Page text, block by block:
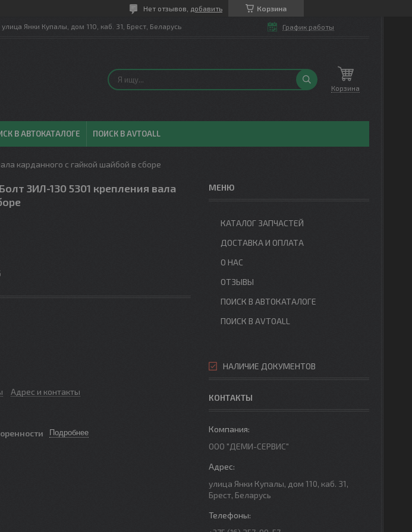
Корзина
Нет отзывов, добавить
улица Янки Купалы, дом 110, каб. 31, Брест, Беларусь График работы
Корзина
В АВТОКАТАЛОГЕ ПОИСК В AVTOALL
карданного с гайкой шайбой в сборе
ЗИЛ-130 5301 крепления вала
Адрес и контакты
Подробнее
КАТАЛОГ ЗАПЧАСТЕЙ
ДОСТАВКА И ОПЛАТА
О НАС
ОТЗЫВЫ
ПОИСК В АВТОКАТАЛОГЕ
ПОИСК В AVTOALL
НАЛИЧИЕ ДОКУМЕНТОВ
КОНТАКТЫ
ООО "ДЕМИ-СЕРВИС"
улица Янки Купалы, дом 110, каб. 31,
Брест, Беларусь